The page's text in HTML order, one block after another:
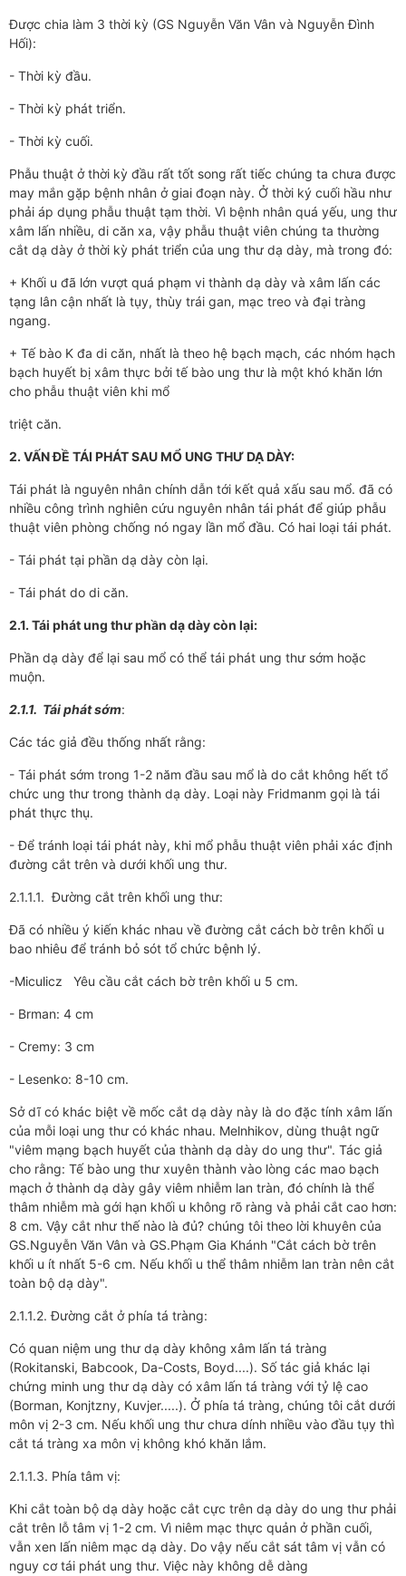
Được chia làm 3 thời kỳ (GS Nguyễn Văn Vân và Nguyễn Đình
Hối):
- Thời kỳ đầu.
- Thời kỳ phát triển.
- Thời kỳ cuối.
Phẫu thuật ở thời kỳ đầu rất tốt song rất tiếc chúng ta chưa được
may mắn gặp bệnh nhân ở giai đoạn này. Ở thời ký cuối hầu như
phải áp dụng phẫu thuật tạm thời. Vì bệnh nhân quá yếu, ung thư
xâm lấn nhiều, di căn xa, vậy phẫu thuật viên chúng ta thường
cắt dạ dày ở thời kỳ phát triển của ung thư dạ dày, mà trong đó:
+ Khối u đã lớn vượt quá phạm vi thành dạ dày và xâm lấn các
tạng lân cận nhất là tụy, thùy trái gan, mạc treo và đại tràng
ngang.
+ Tế bào K đa di căn, nhất là theo hệ bạch mạch, các nhóm hạch
bạch huyết bị xâm thực bởi tế bào ung thư là một khó khăn lớn
cho phẫu thuật viên khi mổ
triệt căn.
2. VẤN ĐỀ TÁI PHÁT SAU MỔ UNG THƯ DẠ DÀY:
Tái phát là nguyên nhân chính dẫn tới kết quả xấu sau mổ. đã có
nhiều công trình nghiên cứu nguyên nhân tái phát để giúp phẫu
thuật viên phòng chống nó ngay lần mổ đầu. Có hai loại tái phát.
- Tái phát tại phần dạ dày còn lại.
- Tái phát do di căn.
2.1. Tái phát ung thư phần dạ dày còn lại:
Phần dạ dày để lại sau mổ có thể tái phát ung thư sớm hoặc
muộn.
2.1.1. Tái phát sớm:
Các tác giả đều thống nhất rằng:
- Tái phát sớm trong 1-2 năm đầu sau mổ là do cắt không hết tổ
chức ung thư trong thành dạ dày. Loại này Fridmanm gọi là tái
phát thực thụ.
- Để tránh loại tái phát này, khi mổ phẫu thuật viên phải xác định
đường cắt trên và dưới khối ung thư.
2.1.1.1. Đường cắt trên khối ung thư:
Đã có nhiều ý kiến khác nhau về đường cắt cách bờ trên khối u
bao nhiêu để tránh bỏ sót tổ chức bệnh lý.
-Miculicz Yêu cầu cắt cách bờ trên khối u 5 cm.
- Brman: 4 cm
- Cremy: 3 cm
- Lesenko: 8-10 cm.
Sở dĩ có khác biệt về mốc cắt dạ dày này là do đặc tính xâm lấn
của mỗi loại ung thư có khác nhau. Melnhikov, dùng thuật ngữ
"viêm mạng bạch huyết của thành dạ dày do ung thư". Tác giả
cho rằng: Tế bào ung thư xuyên thành vào lòng các mao bạch
mạch ở thành dạ dày gây viêm nhiễm lan tràn, đó chính là thể
thâm nhiễm mà gới hạn khối u không rõ ràng và phải cắt cao hơn:
8 cm. Vậy cắt như thế nào là đủ? chúng tôi theo lời khuyên của
GS.Nguyễn Văn Vân và GS.Phạm Gia Khánh "Cắt cách bờ trên
khối u ít nhất 5-6 cm. Nếu khối u thể thâm nhiễm lan tràn nên cắt
toàn bộ dạ dày".
2.1.1.2. Đường cắt ở phía tá tràng:
Có quan niệm ung thư dạ dày không xâm lấn tá tràng
(Rokitanski, Babcook, Da-Costs, Boyd....). Số tác giả khác lại
chứng minh ung thư dạ dày có xâm lấn tá tràng với tỷ lệ cao
(Borman, Konjtzny, Kuvjer.....). Ở phía tá tràng, chúng tôi cắt dưới
môn vị 2-3 cm. Nếu khối ung thư chưa dính nhiều vào đầu tụy thì
cắt tá tràng xa môn vị không khó khăn lắm.
2.1.1.3. Phía tâm vị:
Khi cắt toàn bộ dạ dày hoặc cắt cực trên dạ dày do ung thư phải
cắt trên lỗ tâm vị 1-2 cm. Vì niêm mạc thực quản ở phần cuối,
vẫn xen lấn niêm mạc dạ dày. Do vậy nếu cắt sát tâm vị vẫn có
nguy cơ tái phát ung thư. Việc này không dễ dàng